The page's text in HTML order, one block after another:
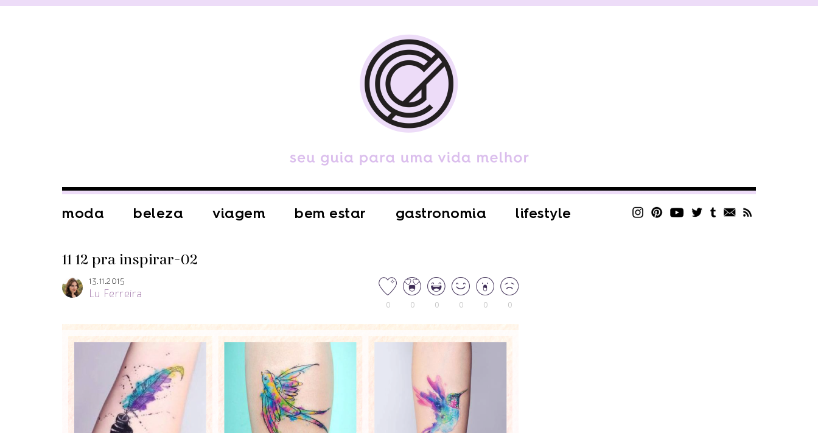
moda beleza viagem bem estar gastronomia lifestyle
11 12 pra inspirar-02
13.11.2015
Lu Ferreira
0 0 0 0 0 0